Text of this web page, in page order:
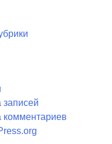
записей
комментариев